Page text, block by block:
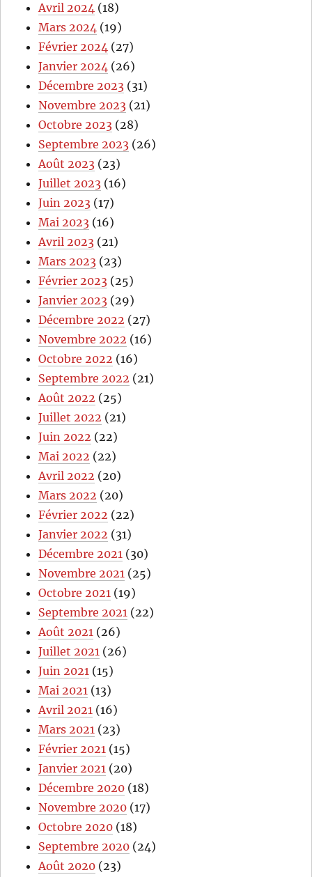
Avril 2024 (18)
Mars 2024 (19)
Février 2024 (27)
Janvier 2024 (26)
Décembre 2023 (31)
Novembre 2023 (21)
Octobre 2023 (28)
Septembre 2023 (26)
Août 2023 (23)
Juillet 2023 (16)
Juin 2023 (17)
Mai 2023 (16)
Avril 2023 (21)
Mars 2023 (23)
Février 2023 (25)
Janvier 2023 (29)
Décembre 2022 (27)
Novembre 2022 (16)
Octobre 2022 (16)
Septembre 2022 (21)
Août 2022 (25)
Juillet 2022 (21)
Juin 2022 (22)
Mai 2022 (22)
Avril 2022 (20)
Mars 2022 (20)
Février 2022 (22)
Janvier 2022 (31)
Décembre 2021 (30)
Novembre 2021 (25)
Octobre 2021 (19)
Septembre 2021 (22)
Août 2021 (26)
Juillet 2021 (26)
Juin 2021 (15)
Mai 2021 (13)
Avril 2021 (16)
Mars 2021 (23)
Février 2021 (15)
Janvier 2021 (20)
Décembre 2020 (18)
Novembre 2020 (17)
Octobre 2020 (18)
Septembre 2020 (24)
Août 2020 (23)